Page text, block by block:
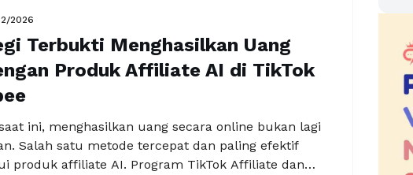
membangun kehadiran digital yang kredibel,
bernilai, dan menghadirkan pengalaman
menonjol. Pertanyaannya jelas: apakah bisnis Anda
tekanan persaingan sekaligus tetap unggul di era
2026
Terbukti Menghasilkan Uang
Produk Affiliate AI di TikTok
ini, menghasilkan uang secara online bukan lagi
Salah satu metode tercepat dan paling efektif
produk affiliate AI. Program TikTok Affiliate dan